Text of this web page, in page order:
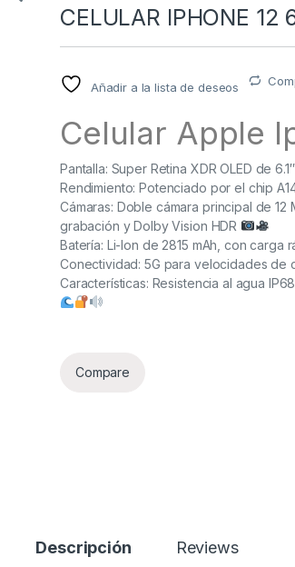
CELULAR IPHONE 12
Añadir a la lista de deseos
Celular Apple
Pantalla: Super Retina XDR OLED de
Rendimiento: Potenciado por el chip
Cámaras: Doble cámara principal de
grabación y Dolby Vision HDR
Batería: Li-Ion de 2815 mAh, con carga
Conectividad: 5G para velocidades de
Características: Resistencia al agua
Compare
Descripción Reviews